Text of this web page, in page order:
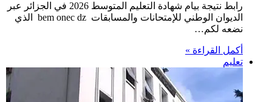
رابط نتيجة بيام شهادة التعليم المتوسط 2026 في الجزائر عبر
الديوان الوطني للإمتحانات والمسابقات bem onec dz الذي
نضعه لكم…
أكمل القراءة »
تعليم